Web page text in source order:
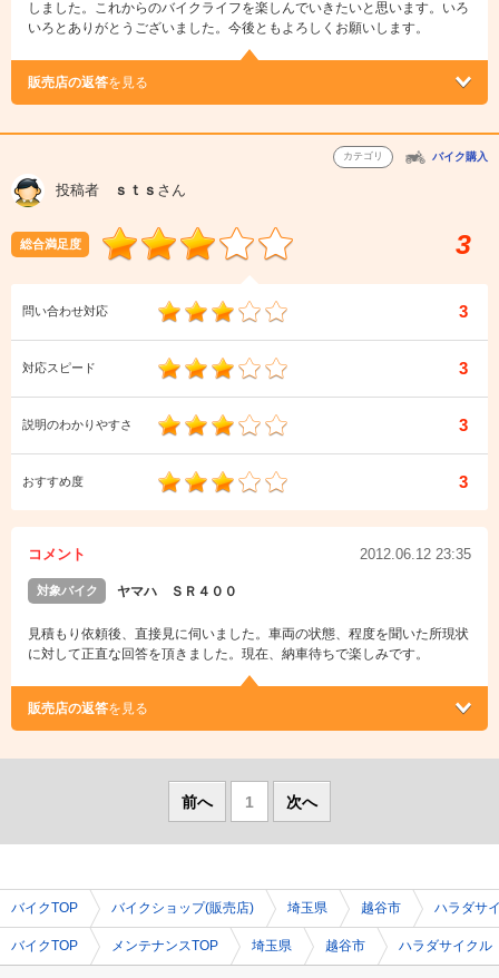
しました。これからのバイクライフを楽しんでいきたいと思います。いろ
いろとありがとうございました。今後ともよろしくお願いします。
販売店の返答を見る
カテゴリ バイク購入
投稿者 ｓｔｓ さん
総合満足度 3
問い合わせ対応 3
対応スピード 3
説明のわかりやすさ 3
おすすめ度 3
コメント 2012.06.12 23:35
対象バイク ヤマハ ＳＲ４００
見積もり依頼後、直接見に伺いました。車両の状態、程度を聞いた所現状
に対して正直な回答を頂きました。現在、納車待ちで楽しみです。
販売店の返答を見る
前へ 1 次へ
バイクTOP バイクショップ(販売店) 埼玉県 越谷市 ハラダサ
バイクTOP メンテナンスTOP 埼玉県 越谷市 ハラダサイクル